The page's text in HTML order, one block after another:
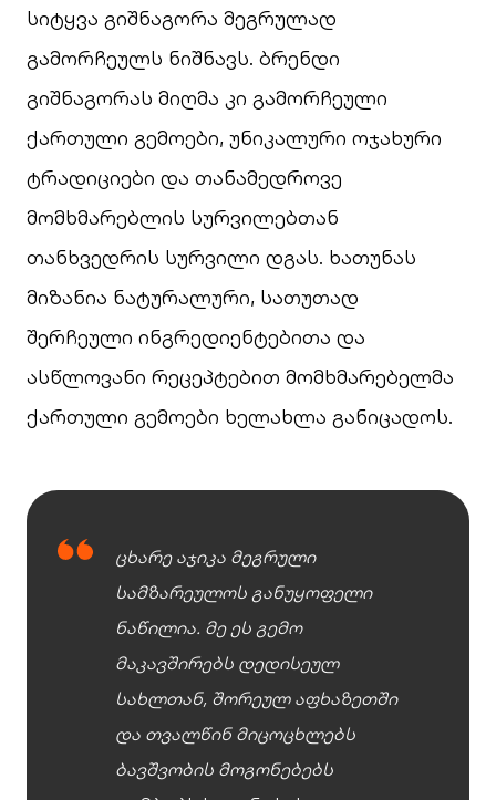
სიტყვა გიშნაგორა მეგრულად
გამორჩეულს ნიშნავს. ბრენდი
გიშნაგორას მიღმა კი გამორჩეული
ქართული გემოები, უნიკალური ოჯახური
ტრადიციები და თანამედროვე
მომხმარებლის სურვილებთან
თანხვედრის სურვილი დგას. ხათუნას
მიზანია ნატურალური, სათუთად
შერჩეული ინგრედიენტებითა და
ასწლოვანი რეცეპტებით მომხმარებელმა
ქართული გემოები ხელახლა განიცადოს.
ცხარე აჯიკა მეგრული
სამზარეულოს განუყოფელი
ნაწილია. მე ეს გემო
მაკავშირებს დედისეულ
სახლთან, შორეულ აფხაზეთში
და თვალწინ მიცოცხლებს
ბავშვობის მოგონებებს